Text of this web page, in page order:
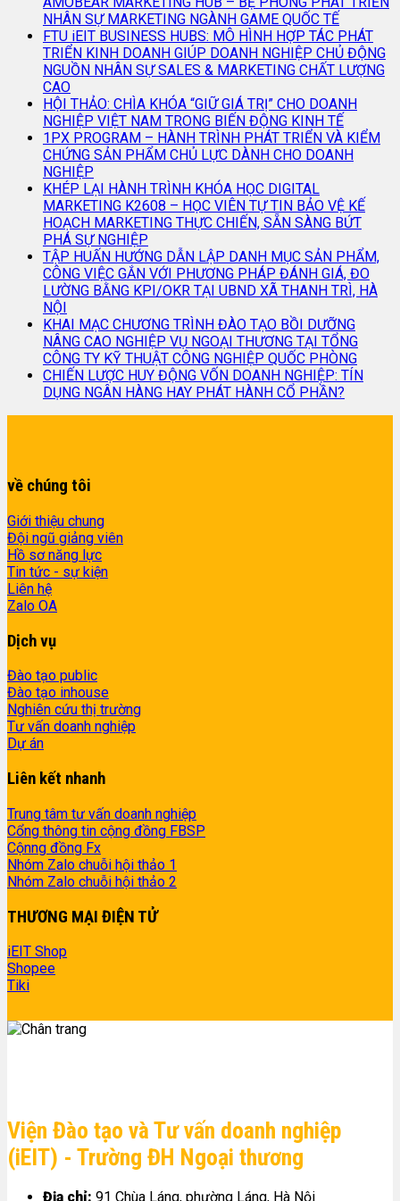
NHÂN SỰ MARKETING NGÀNH GAME QUỐC TẾ
FTU iEIT BUSINESS HUBS: MÔ HÌNH HỢP TÁC PHÁT
TRIỂN KINH DOANH GIÚP DOANH NGHIỆP CHỦ ĐỘNG
NGUỒN NHÂN SỰ SALES & MARKETING CHẤT LƯỢNG
CAO
HỘI THẢO: CHÌA KHÓA “GIỮ GIÁ TRỊ” CHO DOANH
NGHIỆP VIỆT NAM TRONG BIẾN ĐỘNG KINH TẾ
1PX PROGRAM – HÀNH TRÌNH PHÁT TRIỂN VÀ KIỂM
CHỨNG SẢN PHẨM CHỦ LỰC DÀNH CHO DOANH
NGHIỆP
KHÉP LẠI HÀNH TRÌNH KHÓA HỌC DIGITAL
MARKETING K2608 – HỌC VIÊN TỰ TIN BẢO VỆ KẾ
HOẠCH MARKETING THỰC CHIẾN, SẴN SÀNG BỨT
PHÁ SỰ NGHIỆP
TẬP HUẤN HƯỚNG DẪN LẬP DANH MỤC SẢN PHẨM,
CÔNG VIỆC GẮN VỚI PHƯƠNG PHÁP ĐÁNH GIÁ, ĐO
LƯỜNG BẰNG KPI/OKR TẠI UBND XÃ THANH TRÌ, HÀ
NỘI
KHAI MẠC CHƯƠNG TRÌNH ĐÀO TẠO BỒI DƯỠNG
NÂNG CAO NGHIỆP VỤ NGOẠI THƯƠNG TẠI TỔNG
CÔNG TY KỸ THUẬT CÔNG NGHIỆP QUỐC PHÒNG
CHIẾN LƯỢC HUY ĐỘNG VỐN DOANH NGHIỆP: TÍN
DỤNG NGÂN HÀNG HAY PHÁT HÀNH CỔ PHẦN?
về chúng tôi
Giới thiệu chung
Đội ngũ giảng viên
Hồ sơ năng lực
Tin tức - sự kiện
Liên hệ
Zalo OA
Dịch vụ
Đào tạo public
Đào tạo inhouse
Nghiên cứu thị trường
Tư vấn doanh nghiệp
Dự án
Liên kết nhanh
Trung tâm tư vấn doanh nghiệp
Cổng thông tin cộng đồng FBSP
Cộnng đồng Fx
Nhóm Zalo chuỗi hội thảo 1
Nhóm Zalo chuỗi hội thảo 2
THƯƠNG MẠI ĐIỆN TỬ
iEIT Shop
Shopee
Tiki
Viện Đào tạo và Tư vấn doanh nghiệp
(iEIT) - Trường ĐH Ngoại thương
Địa chỉ: 91 Chùa Láng, phường Láng, Hà Nội